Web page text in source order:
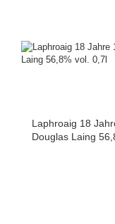
Laphroaig 18
Douglas Laing